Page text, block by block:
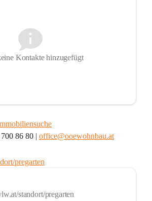
Kontakte hinzugefügt
86 80 | office@ooewohnbau.at
pregarten
standort/pregarten